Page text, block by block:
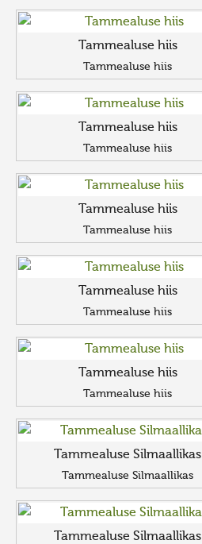
Tammealuse hiis
Tammealuse hiis
Tammealuse hiis
Tammealuse hiis
Tammealuse hiis
Tammealuse hiis
Tammealuse hiis
Tammealuse hiis
Tammealuse hiis
Tammealuse hiis
Tammealuse Silmaallikas
Tammealuse Silmaallikas
Tammealuse Silmaallikas